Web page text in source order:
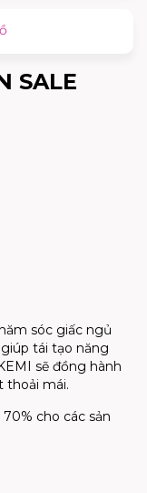
SALE
sóc giấc ngủ
tái tạo năng
sẽ đồng hành
thoải mái.
cho các sản